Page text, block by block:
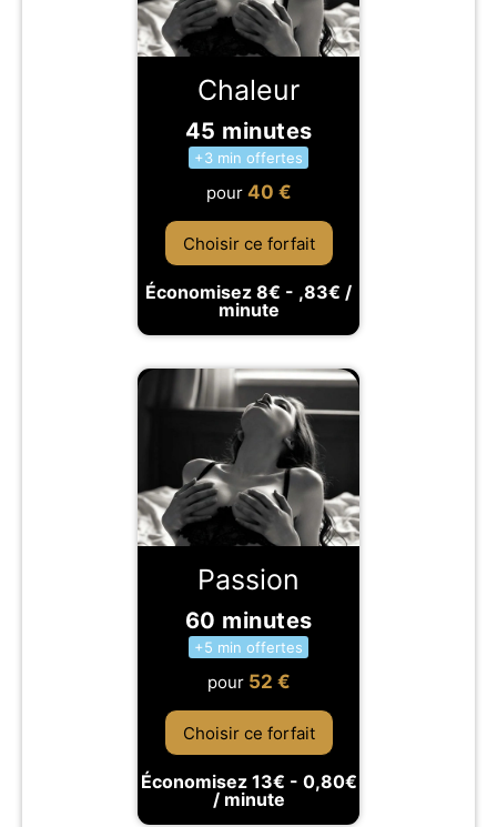
Chaleur
45 minutes
+3 min offertes
pour 40 €
Choisir ce forfait
Économisez 8€ - ,83€ /
minute
Passion
60 minutes
+5 min offertes
pour 52 €
Choisir ce forfait
Économisez 13€ - 0,80€
/ minute